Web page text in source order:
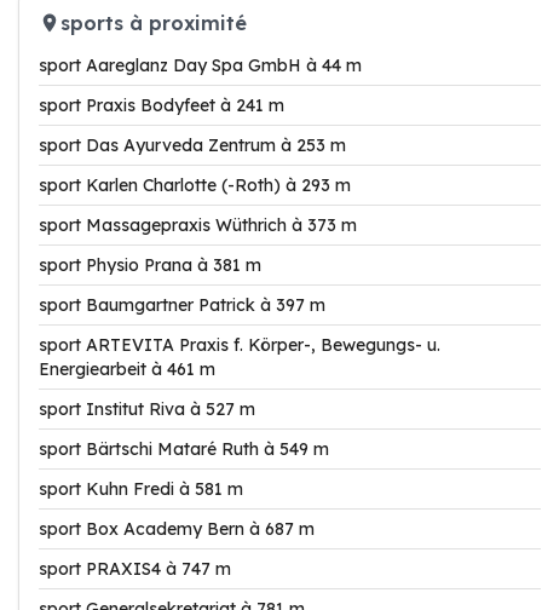
sports à proximité
sport Aareglanz Day Spa GmbH à 44 m
sport Praxis Bodyfeet à 241 m
sport Das Ayurveda Zentrum à 253 m
sport Karlen Charlotte (-Roth) à 293 m
sport Massagepraxis Wüthrich à 373 m
sport Physio Prana à 381 m
sport Baumgartner Patrick à 397 m
sport ARTEVITA Praxis f. Körper-, Bewegungs- u.
Energiearbeit à 461 m
sport Institut Riva à 527 m
sport Bärtschi Mataré Ruth à 549 m
sport Kuhn Fredi à 581 m
sport Box Academy Bern à 687 m
sport PRAXIS4 à 747 m